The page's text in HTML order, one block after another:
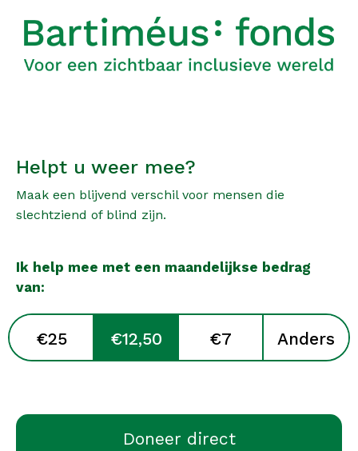
Helpt u weer mee?
Maak een blijvend verschil voor mensen die
slechtziend of blind zijn.
Ik help mee met een maandelijkse bedrag
van:
Donatiebedrag
verplicht
€25 €12,50 €7 Anders